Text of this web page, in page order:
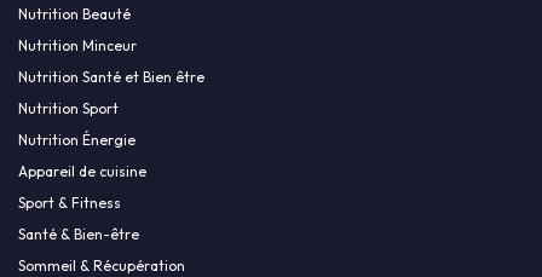
Nutrition Beauté
Nutrition Minceur
Nutrition Santé et Bien être
Nutrition Sport
Nutrition Énergie
Appareil de cuisine
Sport & Fitness
Santé & Bien-être
Sommeil & Récupération